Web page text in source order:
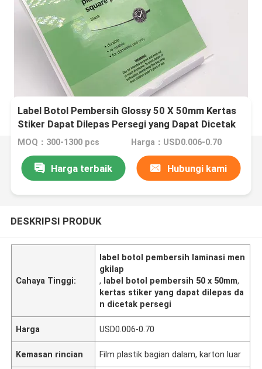
Label Botol Pembersih Glossy 50 X 50mm Kertas
Stiker Dapat Dilepas Persegi yang Dapat Dicetak
MOQ：300-1300 pcs Harga：USD0.006-0.70
Harga terbaik Hubungi kami
DESKRIPSI PRODUK
Cahaya Tinggi:
label botol pembersih laminasi men
gkilap
, label botol pembersih 50 x 50mm,
kertas stiker yang dapat dilepas da
n dicetak persegi
Harga USD0.006-0.70
Kemasan rincian Film plastik bagian dalam, karton luar